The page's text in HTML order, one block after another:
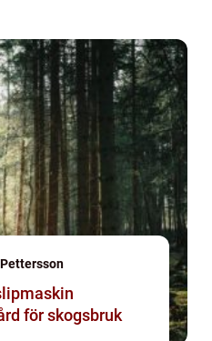
för skogsbruk